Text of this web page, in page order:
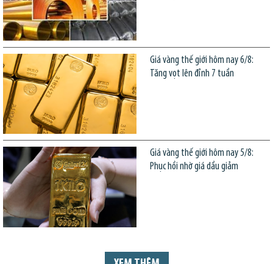
Giá vàng thế giới hôm nay 6/8:
Tăng vọt lên đỉnh 7 tuần
Giá vàng thế giới hôm nay 5/8:
Phục hồi nhờ giá dầu giảm